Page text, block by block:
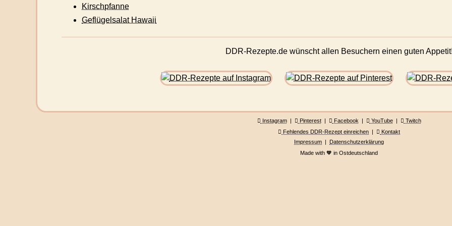
Kirschpfanne
Geflügelsalat Hawaii
DDR-Rezepte.de wünscht allen Besuchern einen guten
Instagram| Pinterest| Facebook YouTube|
Twitch
Fehlendes DDR-Rezept einreichen
Kontakt
Impressum
Datenschutzerklärung
Made with 🧡 in Ostdeutschland